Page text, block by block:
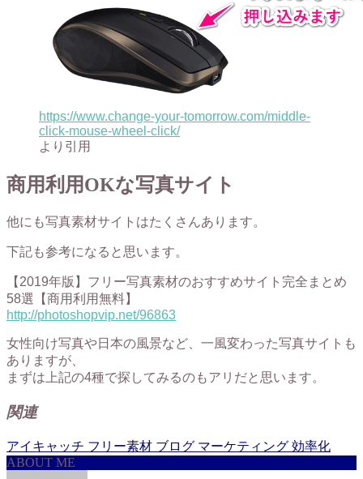
https://www.change-your-tomorrow.com/middle-
click-mouse-wheel-click/
より引用
商用利用OKな写真サイト
他にも写真素材サイトはたくさんあります。
下記も参考になると思います。
【2019年版】フリー写真素材のおすすめサイト完全まとめ
58選【商用利用無料】
http://photoshopvip.net/96863
女性向け写真や日本の風景など、一風変わった写真サイトも
ありますが、
まずは上記の4種で探してみるのもアリだと思います。
関連
アイキャッチ フリー素材 ブログ マーケティング 効率化
ABOUT ME